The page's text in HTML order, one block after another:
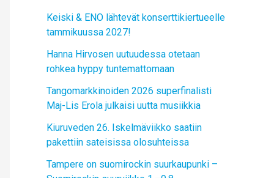
Keiski & ENO lähtevät konserttikiertueelle
tammikuussa 2027!
Hanna Hirvosen uutuudessa otetaan
rohkea hyppy tuntemattomaan
Tangomarkkinoiden 2026 superfinalisti
Maj-Lis Erola julkaisi uutta musiikkia
Kiuruveden 26. Iskelmäviikko saatiin
pakettiin sateisissa olosuhteissa
Tampere on suomirockin suurkaupunki –